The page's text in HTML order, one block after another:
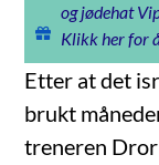
og jødehat
Klikk her for
Etter at det
brukt
treneren